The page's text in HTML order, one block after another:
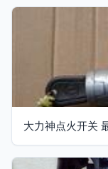
大力神点火开关